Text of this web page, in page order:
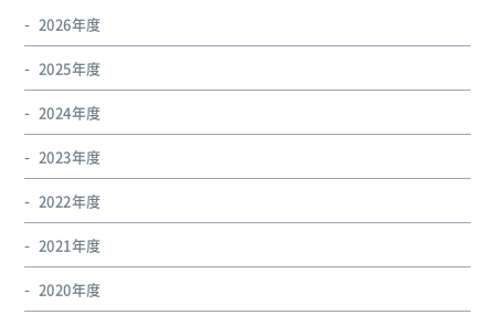
2026年度
2025年度
2024年度
2023年度
2022年度
2021年度
2020年度